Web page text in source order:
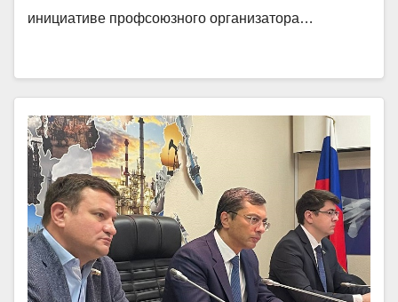
инициативе профсоюзного организатора…